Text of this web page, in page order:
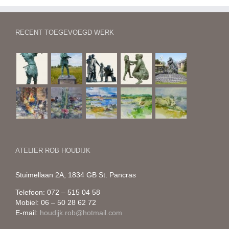
RECENT TOEGEVOEGD WERK
ATELIER ROB HOUDIJK
Stuimellaan 2A, 1834 GB St. Pancras
Telefoon: 072 – 515 04 58
Mobiel: 06 – 50 28 62 72
E-mail: houdijk.rob@hotmail.com